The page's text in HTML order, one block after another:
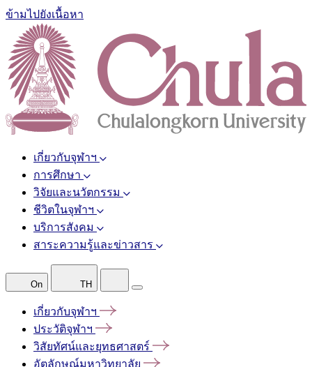
ข้ามไปยังเนื้อหา
เกี่ยวกับจุฬาฯ
การศึกษา
วิจัยและนวัตกรรม
ชีวิตในจุฬาฯ
บริการสังคม
สาระความรู้และข่าวสาร
On TH
เกี่ยวกับจุฬาฯ
ประวัติจุฬาฯ
วิสัยทัศน์และยุทธศาสตร์
อัตลักษณ์มหาวิทยาลัย